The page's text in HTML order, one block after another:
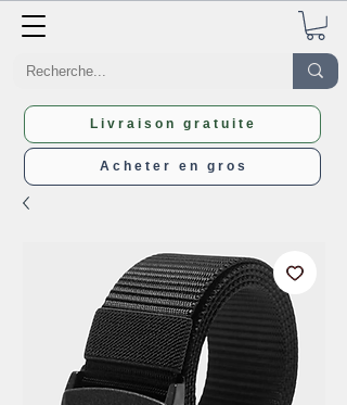
Livraison gratuite
Acheter en gros